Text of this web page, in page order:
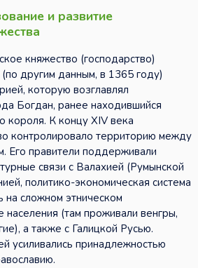
и развитие
княжество (господарство)
другим данным, в 1365 году)
которую возглавлял
Богдан, ранее находившийся
короля. К концу XIV века
контролировало территорию между
Его правители поддерживали
связи с Валахией (Румынской
политико-экономическая система
на сложном этническом
населения (там проживали венгры,
а также с Галицкой Русью.
усиливались принадлежностью